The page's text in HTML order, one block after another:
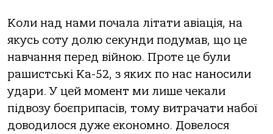
Коли над нами почала літати авіація, на
якусь соту долю секунди подумав, що це
навчання перед війною. Проте це були
рашистські Ка-52, з яких по нас наносили
удари. У цей момент ми лише чекали
підвозу боєприпасів, тому витрачати набої
доводилося дуже економно. Довелося